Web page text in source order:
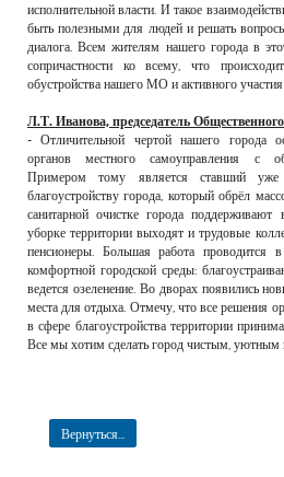
исполнительной власти. И такое
быть полезными для людей и решать
диалога. Всем жителям нашего города в
сопричастности ко всему, что
обустройства нашего МО и активного
Л.Т. Иванова, председатель
- Отличительной чертой нашего города
органов местного самоуправления с
Примером тому является ставший
благоустройству города, который обрёл
санитарной очистке города
уборке территории выходят и трудовые
пенсионеры. Большая работа проводится
комфортной городской среды:
ведется озеленение. Во дворах появились
места для отдыха. Отмечу, что все решения
в сфере благоустройства территории
Все мы хотим сделать город чистым,
Вернуться...